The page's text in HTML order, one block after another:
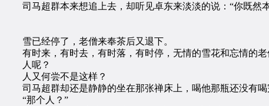
司马超群本来想追上去，却听见卓东来淡淡的说：“你既然
雪已经停了，老僧来奉茶后又退下。
有时来，有时去，有时落，有时停，无情的雪花和忘情的老
人呢？
人又何尝不是这样？
司马超群却还是静静的坐在那张禅床上，喝他那瓶还没有喝
“那个人？”